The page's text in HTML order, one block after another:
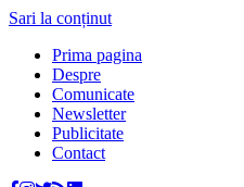
Sari la conținut
Prima pagina
Despre
Comunicate
Newsletter
Publicitate
Contact